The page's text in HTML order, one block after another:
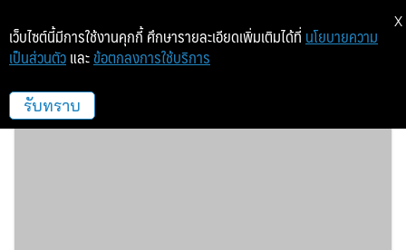
โรงแรมโอเรียนเต็ล เรสซิเดนซ์ กรุงเทพฯ
เว็บไซต์นี้มีการใช้งานคุกกี้ ศึกษารายละเอียดเพิ่มเติมได้ที่ นโยบายความ
เป็นส่วนตัว และ ข้อตกลงการใช้บริการ
รับทราบ
X